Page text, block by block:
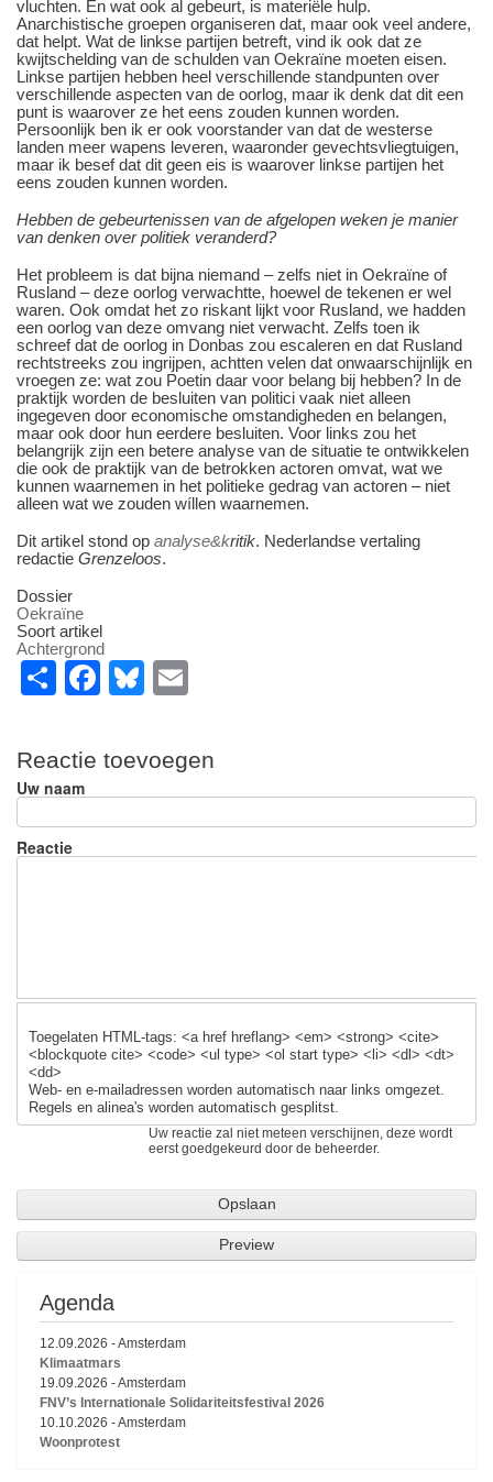
vluchten. En wat ook al gebeurt, is materiële hulp.
Anarchistische groepen organiseren dat, maar ook veel andere,
dat helpt. Wat de linkse partijen betreft, vind ik ook dat ze
kwijtschelding van de schulden van Oekraïne moeten eisen.
Linkse partijen hebben heel verschillende standpunten over
verschillende aspecten van de oorlog, maar ik denk dat dit een
punt is waarover ze het eens zouden kunnen worden.
Persoonlijk ben ik er ook voorstander van dat de westerse
landen meer wapens leveren, waaronder gevechtsvliegtuigen,
maar ik besef dat dit geen eis is waarover linkse partijen het
eens zouden kunnen worden.
Hebben de gebeurtenissen van de afgelopen weken je manier
van denken over politiek veranderd?
Het probleem is dat bijna niemand – zelfs niet in Oekraïne of
Rusland – deze oorlog verwachtte, hoewel de tekenen er wel
waren. Ook omdat het zo riskant lijkt voor Rusland, we hadden
een oorlog van deze omvang niet verwacht. Zelfs toen ik
schreef dat de oorlog in Donbas zou escaleren en dat Rusland
rechtstreeks zou ingrijpen, achtten velen dat onwaarschijnlijk en
vroegen ze: wat zou Poetin daar voor belang bij hebben? In de
praktijk worden de besluiten van politici vaak niet alleen
ingegeven door economische omstandigheden en belangen,
maar ook door hun eerdere besluiten. Voor links zou het
belangrijk zijn een betere analyse van de situatie te ontwikkelen
die ook de praktijk van de betrokken actoren omvat, wat we
kunnen waarnemen in het politieke gedrag van actoren – niet
alleen wat we zouden wíllen waarnemen.
Dit artikel stond op analyse&kritik. Nederlandse vertaling
redactie Grenzeloos.
Dossier
Oekraïne
Soort artikel
Achtergrond
S
ar
e
F
c
e
b
o
Bl
e
sk
y
ail
Reactie toevoegen
Uw naam
Reactie
Toegelaten HTML-tags: <a href hreflang> <em> <strong> <cite>
<blockquote cite> <code> <ul type> <ol start type> <li> <dl> <dt>
<dd>
Web- en e-mailadressen worden automatisch naar links omgezet.
Regels en alinea's worden automatisch gesplitst.
Uw reactie zal niet meteen verschijnen, deze wordt
eerst goedgekeurd door de beheerder.
Agenda
12.09.2026 -Amsterdam
Klimaatmars
19.09.2026 -Amsterdam
FNV’s Internationale Solidariteitsfestival 2026
10.10.2026 -Amsterdam
Woonprotest